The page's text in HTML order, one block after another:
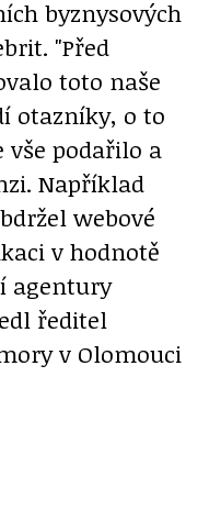
byznysových
"Před
toto naše
otazníky, o to
vše podařilo a
Například
webové
v hodnotě
agentury
ředitel
v Olomouci